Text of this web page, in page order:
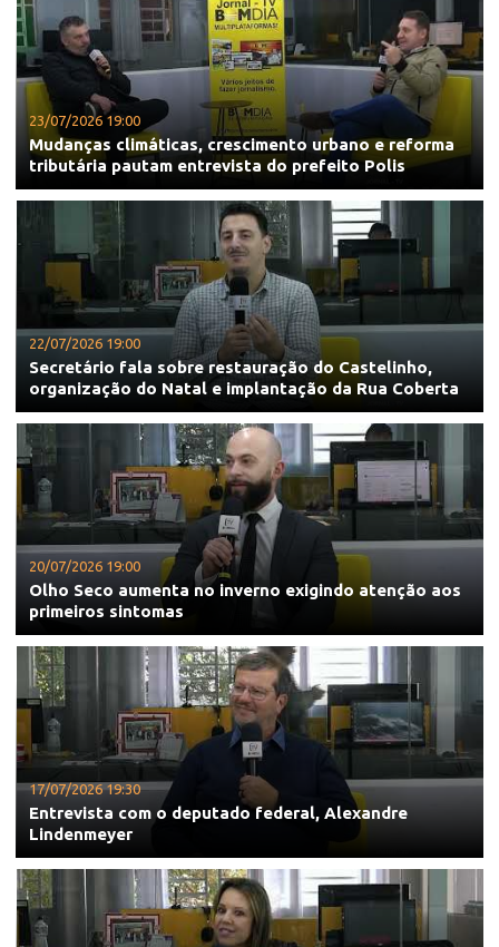
23/07/2026 19:00
Mudanças climáticas, crescimento urbano e reforma
tributária pautam entrevista do prefeito Polis
22/07/2026 19:00
Secretário fala sobre restauração do Castelinho,
organização do Natal e implantação da Rua Coberta
20/07/2026 19:00
Olho Seco aumenta no inverno exigindo atenção aos
primeiros sintomas
17/07/2026 19:30
Entrevista com o deputado federal, Alexandre
Lindenmeyer